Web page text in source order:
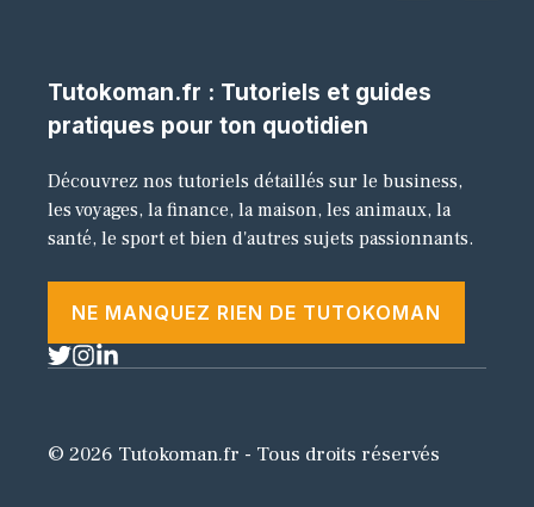
Tutokoman.fr : Tutoriels et guides
pratiques pour ton quotidien
Découvrez nos tutoriels détaillés sur le business,
les voyages, la finance, la maison, les animaux, la
santé, le sport et bien d'autres sujets passionnants.
NE MANQUEZ RIEN DE TUTOKOMAN
© 2026 Tutokoman.fr - Tous droits réservés